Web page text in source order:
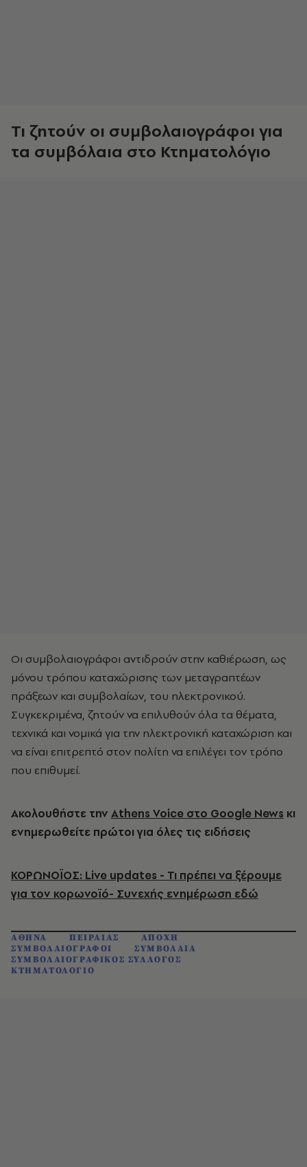
Τι ζητούν οι συμβολαιογράφοι για
τα συμβόλαια στο Κτηματολόγιο
Οι συμβολαιογράφοι αντιδρούν στην καθιέρωση, ως
μόνου τρόπου καταχώρισης των μεταγραπτέων
πράξεων και συμβολαίων, του ηλεκτρονικού.
Συγκεκριμένα, ζητούν να επιλυθούν όλα τα θέματα,
τεχνικά και νομικά για την ηλεκτρονική καταχώριση και
να είναι επιτρεπτό στον πολίτη να επιλέγει τον τρόπο
που επιθυμεί.
Ακολουθήστε την Athens Voice στο Google News κι
ενημερωθείτε πρώτοι για όλες τις ειδήσεις
ΚΟΡΩΝΟΪΟΣ: Live updates - Τι πρέπει να ξέρουμε
για τον κορωνοϊό- Συνεχής ενημέρωση εδώ
ΑΘΗΝΑ ΠΕΙΡΑΙΑΣ
ΑΠΟΧΗ
ΣΥΜΒΟΛΑΙΟΓΡΑΦΟΙ
ΣΥΜΒΟΛΑΙΑ
ΣΥΜΒΟΛΑΙΟΓΡΑΦΙΚΟΣ ΣΥΛΛΟΓΟΣ
ΚΤΗΜΑΤΟΛΟΓΙΟ